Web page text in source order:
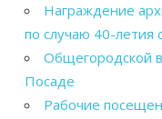
Награждение
по случаю 40-летия
Общегородской
Посаде
Рабочие